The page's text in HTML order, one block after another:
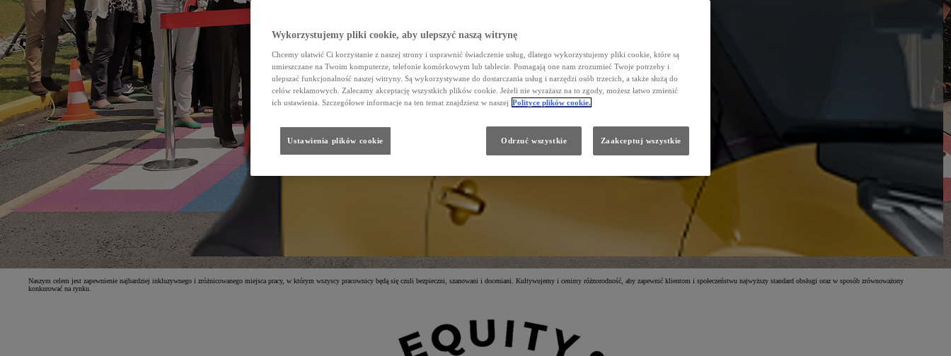
Naszym celem jest zapewnienie najbardziej inkluzywnego i zróżnicowanego miejsca pracy, w którym wszyscy pracownicy będą się czuli bezpieczni, szanowani i doceniani. Kultywujemy i cenimy różnorodność, aby zapewnić klientom i społeczeństwu najwyższy standard obsługi oraz w sposób zrównoważony
konkurować na rynku.
Wykorzystujemy pliki cookie, aby ulepszyć naszą witrynę
Chcemy ułatwić Ci korzystanie z naszej strony i usprawnić świadczenie usług, dlatego wykorzystujemy pliki cookie, które są
umieszczane na Twoim komputerze, telefonie komórkowym lub tablecie. Pomagają one nam zrozumieć Twoje potrzeby i
ulepszać funkcjonalność naszej witryny. Są wykorzystywane do dostarczania usług i narzędzi osób trzecich, a także służą do
celów reklamowych. Zalecamy akceptację wszystkich plików cookie. Jeżeli nie wyrażasz na to zgody, możesz łatwo zmienić
ich ustawienia. Szczegółowe informacje na ten temat znajdziesz w naszej Polityce plików cookie.
Ustawienia plików cookie Odrzuć wszystkie Zaakceptuj wszystkie